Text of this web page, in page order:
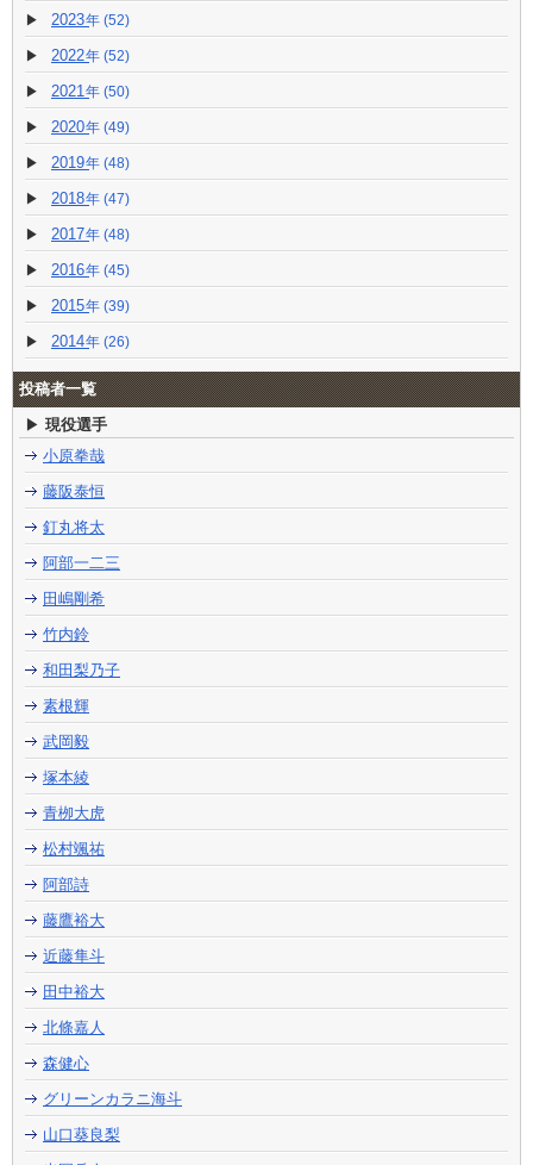
2023 (52)
2022 (52)
2021 (50)
2020 (49)
2019 (48)
2018 (47)
2017 (48)
2016 (45)
2015 (39)
2014 (26)
投稿者一覧
現役選手
小原拳哉
藤阪泰恒
釘丸将太
阿部一二三
田嶋剛希
竹内鈴
和田梨乃子
素根輝
武岡毅
塚本綾
青栁大虎
松村颯祐
阿部詩
藤鷹裕大
近藤隼斗
田中裕大
北條嘉人
森健心
グリーンカラニ海斗
山口葵良梨